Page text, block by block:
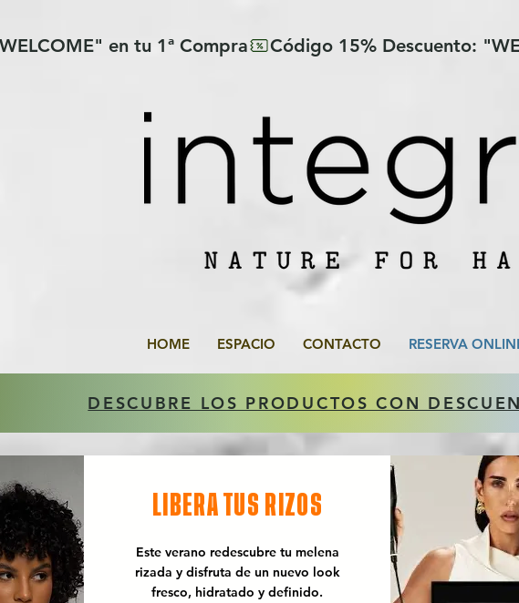
en tu 1ª Compra
HOME ESPACIO CONTACTO RESERVA
DESCUBRE LOS PRODUCTOS CON
LIBERA TUS RIZOS
Este verano redescubre tu melena
rizada y disfruta de un nuevo look
fresco, hidratado y definido.